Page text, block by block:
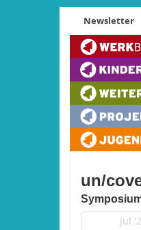
Newsletter
un/
Jul